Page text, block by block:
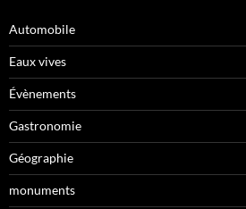
Automobile
Eaux vives
Évènements
Gastronomie
Géographie
monuments